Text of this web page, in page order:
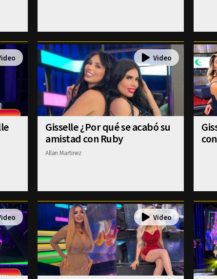
Gisselle ¿Por qué se acabó su
amistad con Ruby
Allan Martinez